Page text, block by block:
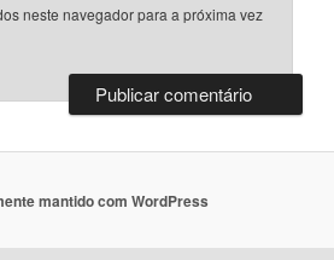
neste navegador para a próxima vez
mantido com WordPress